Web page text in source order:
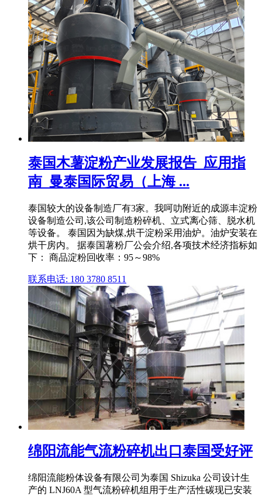
泰国木薯淀粉产业发展报告_应用指
南_曼泰国际贸易（上海 ...
泰国较大的设备制造厂有3家。我呵叻附近的成源丰淀粉
设备制造公司,该公司制造粉碎机、立式离心筛、脱水机
等设备。 泰国因为缺煤,烘干淀粉采用油炉。油炉安装在
烘干房内。 据泰国薯粉厂公会介绍,各项技术经济指标如
下： 商品淀粉回收率：95～98%
联系电话: 180 3780 8511
绵阳流能气流粉碎机出口泰国受好评
绵阳流能粉体设备有限公司为泰国 Shizuka 公司设计生
产的 LNJ60A 型气流粉碎机组用于生产活性碳现已安装